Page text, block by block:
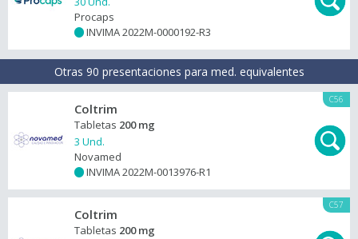
Procaps
INVIMA 2022M-0000192-R3
Otras 90 presentaciones para med. equivalentes
C56
Coltrim
Tabletas 200 mg
3 Und.
Novamed
INVIMA 2022M-0013976-R1
C57
Coltrim
Tabletas 200 mg